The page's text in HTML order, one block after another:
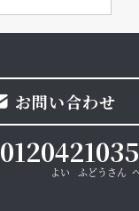
お問い合わせ
0120421035